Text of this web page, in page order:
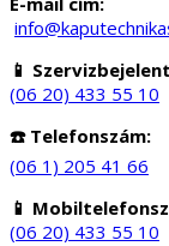
📱
(06 20) 433 55 10
☎️ Telefonszám:
(06 1) 205 41 66
📱
(06 20) 433 55 10